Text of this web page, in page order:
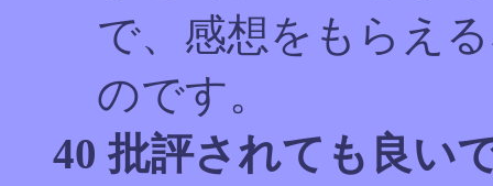
で、感想をもらえ
のです。
40 批評されても良い